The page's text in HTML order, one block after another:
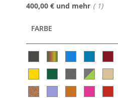
400,00 € und mehr 1Artikel
FARBE